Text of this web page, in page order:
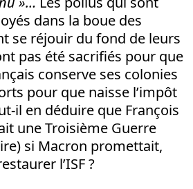
dans la boue des
se réjouir du fond de leurs
pas été sacrifiés pour que
conserve ses colonies
pour que naisse l’impôt
il en déduire que François
une Troisième Guerre
si Macron promettait,
l’ISF ?